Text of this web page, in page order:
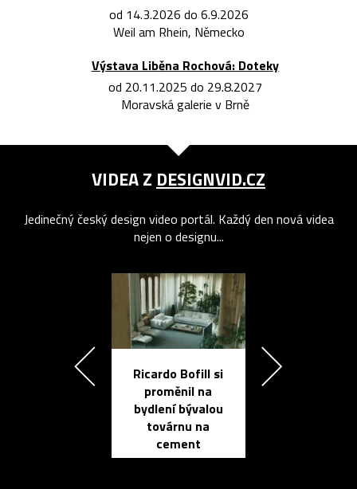
od 14.3.2026 do 6.9.2026
Weil am Rhein, Německo
Výstava Liběna Rochová: Doteky
od 20.11.2025 do 29.8.2027
Moravská galerie v Brně
VIDEA Z DESIGNVID.CZ
Jedinečný český design video portál. Každý den nová videa
nejen o designu...
Ricardo Bofill si
proměnil na
bydlení bývalou
továrnu na
cement